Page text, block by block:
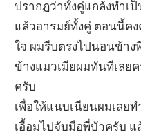
ปรากฏว่าทั้งคู่แกล้งทำเ
แล้วอารมย์ทั้งคู่ ตอนนี้ค
ใจ ผมรีบตรงไปนอนข้า
ข้างแมวเมียผมทันทีเลย
ครับ
เพื่อให้แนบเนียนผมเลย
เอื้อมไปจับมือพี่บัวครับ